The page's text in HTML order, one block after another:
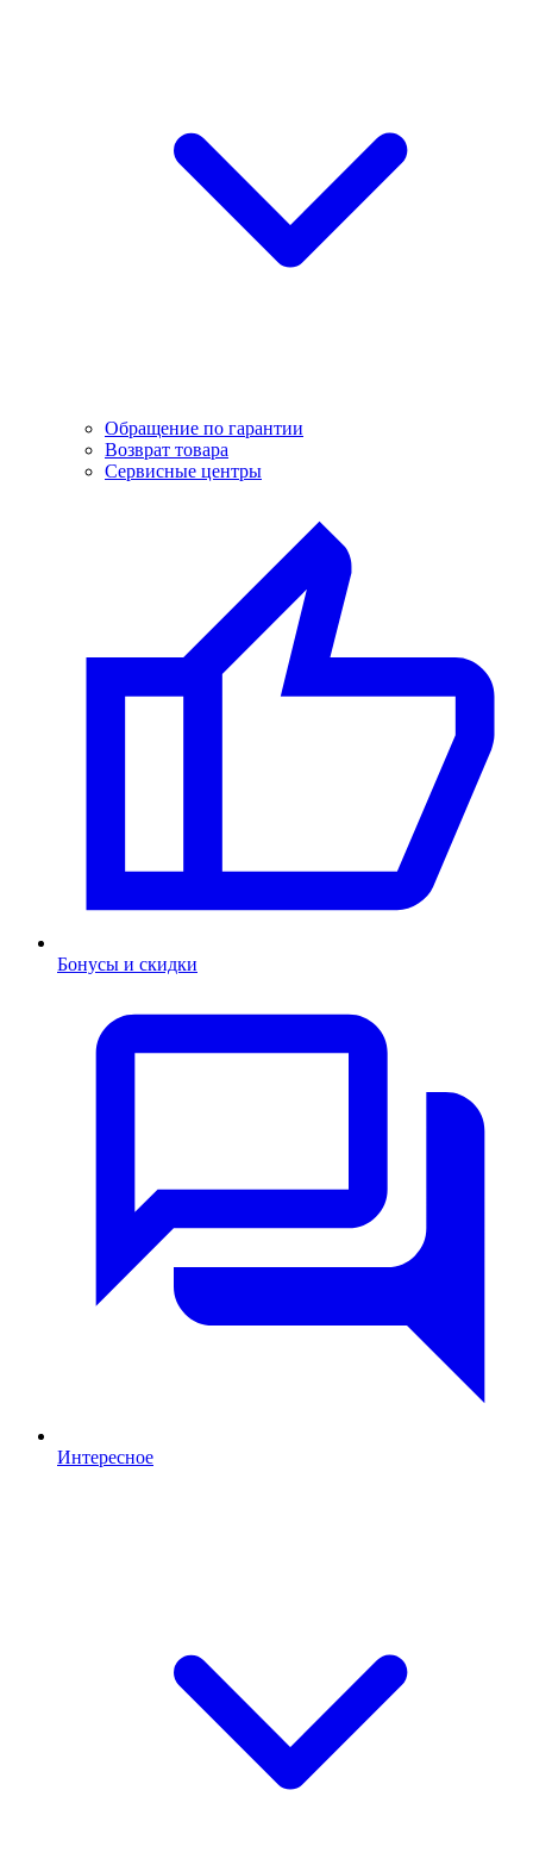
Обращение по гарантии
Возврат товара
Сервисные центры
Бонусы и скидки
Интересное